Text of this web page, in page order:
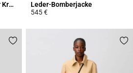
Satinkleid, viktorianischer Kragen
Leder-Bomberjacke
545 €